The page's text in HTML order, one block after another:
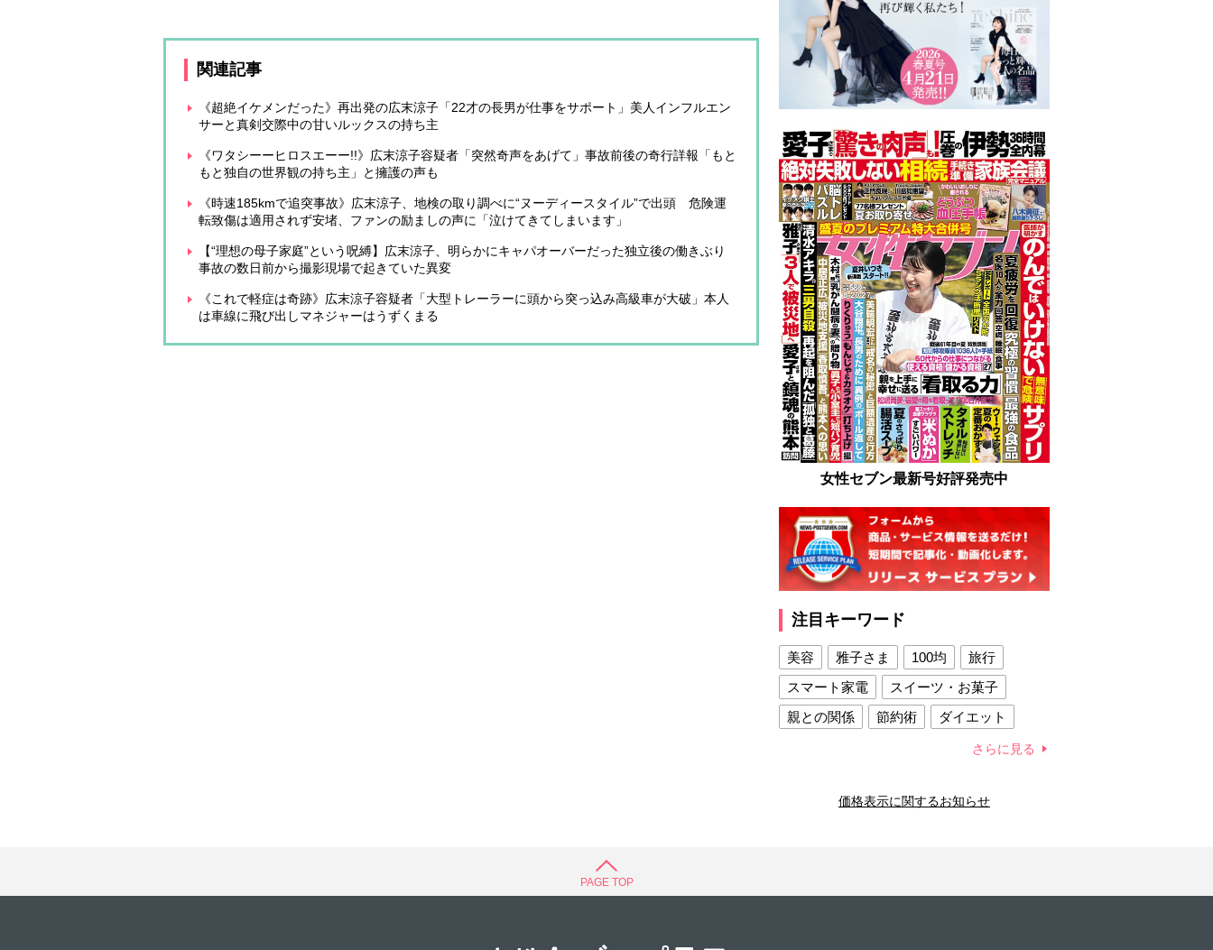
関連記事
《超絶イケメンだった》再出発の広末涼子「22才の長男が仕事をサポート」美人インフルエン
サーと真剣交際中の甘いルックスの持ち主
《ワタシーーヒロスエーー!!》広末涼子容疑者「突然奇声をあげて」事故前後の奇行詳報「もと
もと独自の世界観の持ち主」と擁護の声も
《時速185kmで追突事故》広末涼子、地検の取り調べに“ヌーディースタイル”で出頭 危険運
転致傷は適用されず安堵、ファンの励ましの声に「泣けてきてしまいます」
【“理想の母子家庭”という呪縛】広末涼子、明らかにキャパオーバーだった独立後の働きぶり
事故の数日前から撮影現場で起きていた異変
《これで軽症は奇跡》広末涼子容疑者「大型トレーラーに頭から突っ込み高級車が大破」本人
は車線に飛び出しマネジャーはうずくまる
女性セブン最新号好評発売中
注目キーワード
美容 雅子さま 100均
旅行
スマート家電
スイーツ・お菓子
親との関係
節約術
ダイエット
夫との関係
新津春子 どか食い
さらに見る
価格表示に関するお知らせ
PAGE TOP